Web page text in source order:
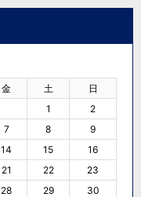
金 土 日
1
2
7 8
9
14 15
16
21 22
23
28 29
30